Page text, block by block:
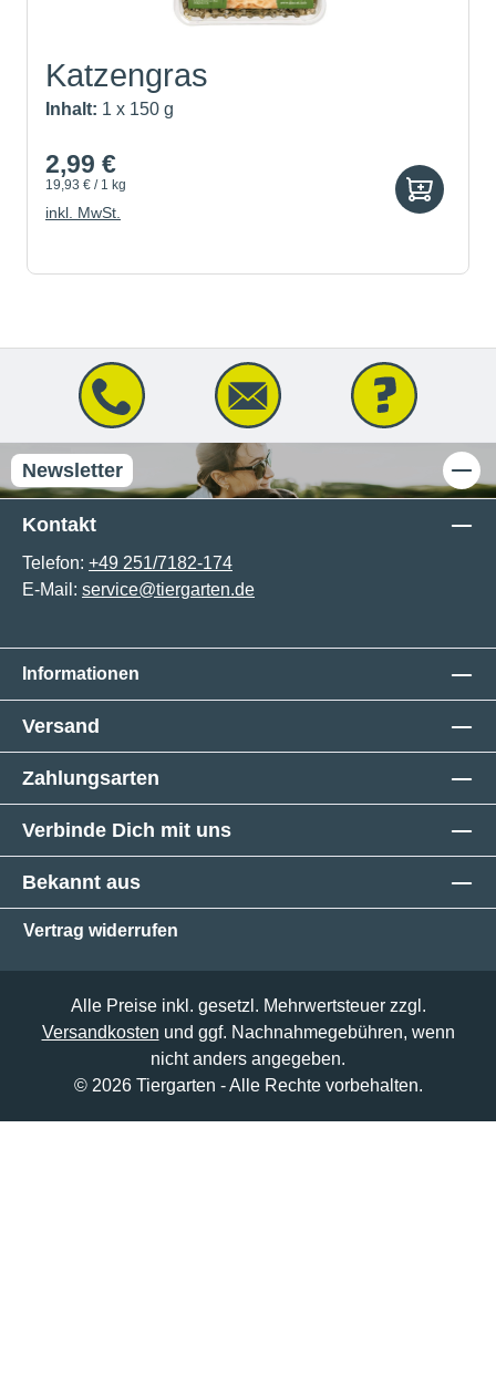
Katzengras
Inhalt: 1 x 150 g
2,99 €
19,93 € / 1 kg
inkl. MwSt.
Newsletter
Kontakt
Telefon: +49 251/7182-174
E-Mail: service@tiergarten.de
Informationen
Versand
Zahlungsarten
Verbinde Dich mit uns
Bekannt aus
Vertrag widerrufen
Alle Preise inkl. gesetzl. Mehrwertsteuer zzgl.
Versandkosten und ggf. Nachnahmegebühren, wenn
nicht anders angegeben.
© 2026 Tiergarten - Alle Rechte vorbehalten.